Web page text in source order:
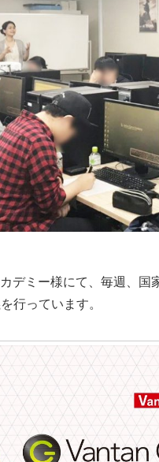
デミー様にて、毎週、国
行っています。